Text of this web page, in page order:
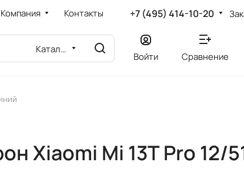
Компания Контакты +7 (495) 414-10-20
Каталог
Войти Сравнение
Xiaomi Mi 13T Pro 12/